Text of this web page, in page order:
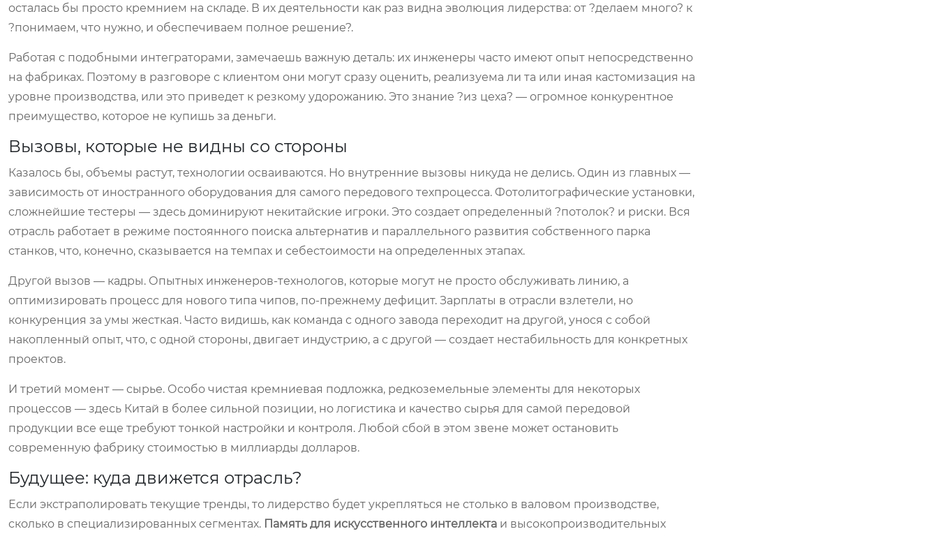
осталась бы просто кремнием на складе. В их деятельности как раз видна эволюция лидерства: от ?делаем много? к
?понимаем, что нужно, и обеспечиваем полное решение?.
Работая с подобными интеграторами, замечаешь важную деталь: их инженеры часто имеют опыт непосредственно
на фабриках. Поэтому в разговоре с клиентом они могут сразу оценить, реализуема ли та или иная кастомизация на
уровне производства, или это приведет к резкому удорожанию. Это знание ?из цеха? — огромное конкурентное
преимущество, которое не купишь за деньги.
Вызовы, которые не видны со стороны
Казалось бы, объемы растут, технологии осваиваются. Но внутренние вызовы никуда не делись. Один из главных —
зависимость от иностранного оборудования для самого передового техпроцесса. Фотолитографические установки,
сложнейшие тестеры — здесь доминируют некитайские игроки. Это создает определенный ?потолок? и риски. Вся
отрасль работает в режиме постоянного поиска альтернатив и параллельного развития собственного парка
станков, что, конечно, сказывается на темпах и себестоимости на определенных этапах.
Другой вызов — кадры. Опытных инженеров-технологов, которые могут не просто обслуживать линию, а
оптимизировать процесс для нового типа чипов, по-прежнему дефицит. Зарплаты в отрасли взлетели, но
конкуренция за умы жесткая. Часто видишь, как команда с одного завода переходит на другой, унося с собой
накопленный опыт, что, с одной стороны, двигает индустрию, а с другой — создает нестабильность для конкретных
проектов.
И третий момент — сырье. Особо чистая кремниевая подложка, редкоземельные элементы для некоторых
процессов — здесь Китай в более сильной позиции, но логистика и качество сырья для самой передовой
продукции все еще требуют тонкой настройки и контроля. Любой сбой в этом звене может остановить
современную фабрику стоимостью в миллиарды долларов.
Будущее: куда движется отрасль?
Если экстраполировать текущие тренды, то лидерство будет укрепляться не столько в валовом производстве,
сколько в специализированных сегментах. Память для искусственного интеллекта и высокопроизводительных